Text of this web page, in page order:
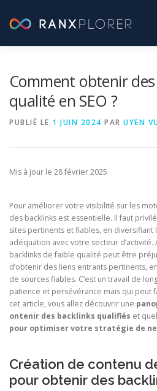
contenu
Comment obtenir
qualité en SEO ?
PUBLIÉ LE 1 JUIN 2024 PAR UYEN
Mis à jour le 28 février 2025
Pour améliorer votre visibilité sur les
des backlinks est essentielle. Il faut
sites pertinents et fiables, en
adéquation avec votre secteur
backlinks de faible qualité peut être
d’obtenir des liens entrants pertinents,
de sources fiables. C’est un travail de
patience et persévérance mais qui peut
cet article, vous allez découvrir une
ontenir des backlinks qualifiés et
pour optimiser votre stratégie de
Création de contenu
pour obtenir des